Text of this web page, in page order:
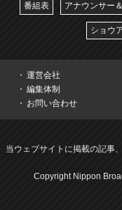
番組表 アナウンサー
ショウ
運営会社
編集体制
お問い合わせ
当ウェブサイトに掲載の記事
Copyright Nippon